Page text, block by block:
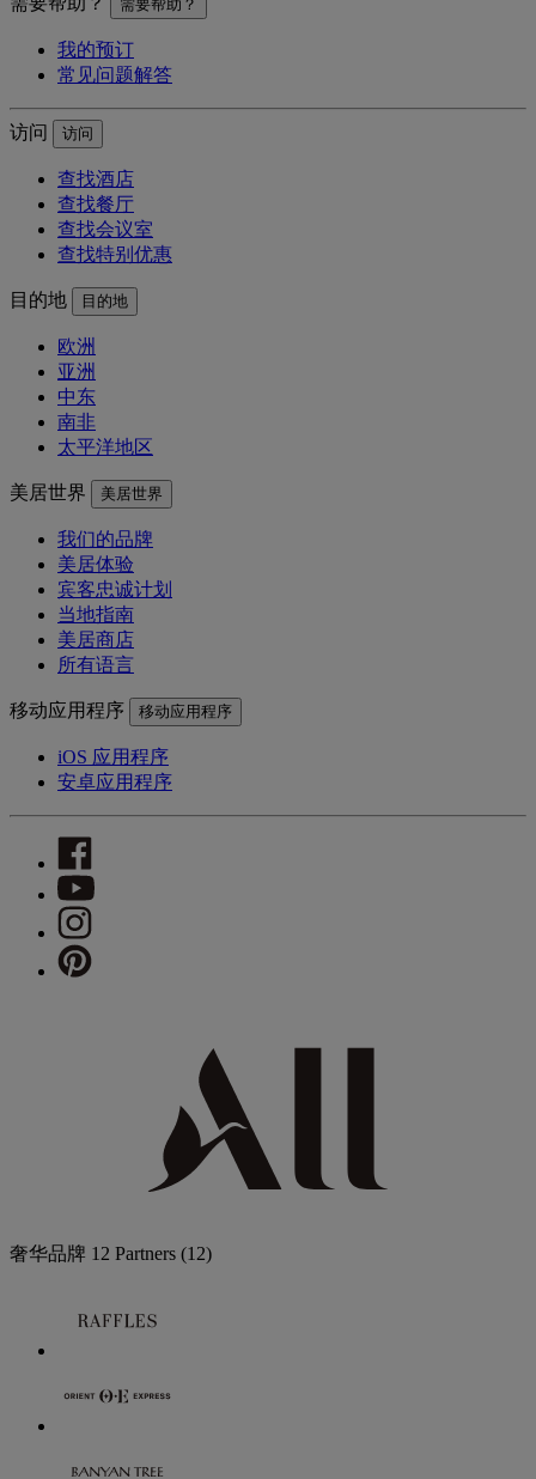
需要帮助？
我的预订
常见问题解答
访问 访问
查找酒店
查找餐厅
查找会议室
查找特别优惠
目的地 目的地
欧洲
亚洲
中东
南非
太平洋地区
美居世界 美居世界
我们的品牌
美居体验
宾客忠诚计划
当地指南
美居商店
所有语言
移动应用程序 移动应用程序
iOS 应用程序
安卓应用程序
奢华品牌 12 Partners (12)